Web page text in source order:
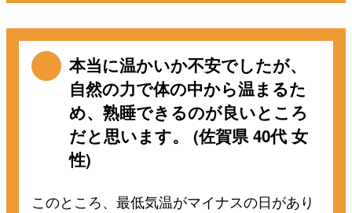
本当に温かいか不安でしたが、
自然の力で体の中から温まるた
め、熟睡できるのが良いところ
だと思います。 (佐賀県 40代 女
性)
このところ、最低気温がマイナスの日があり